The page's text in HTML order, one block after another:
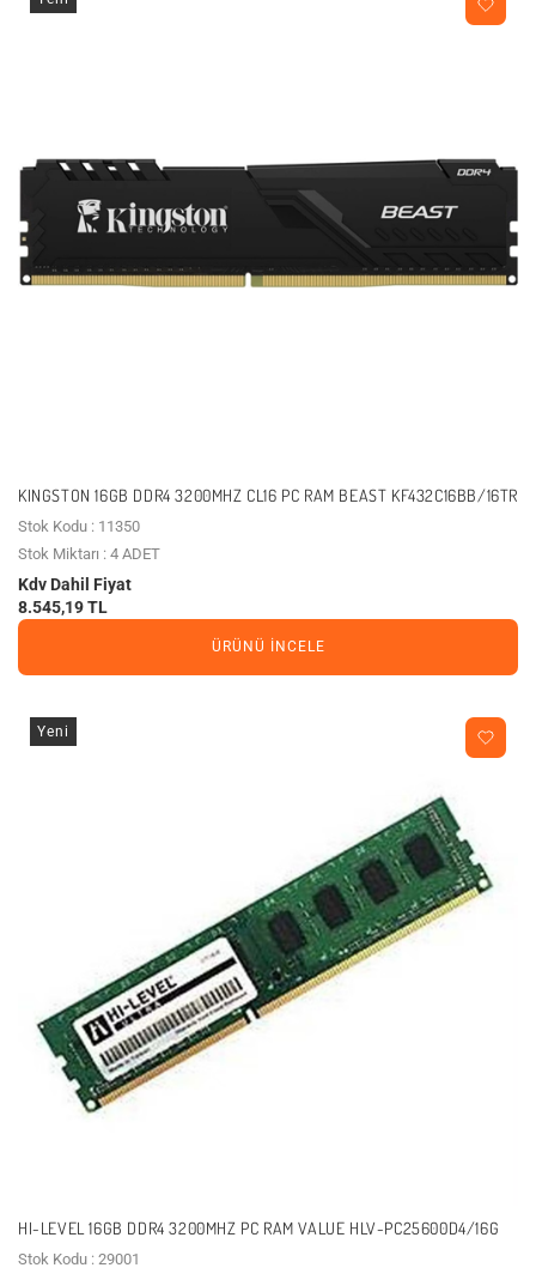
KINGSTON 16GB DDR4 3200MHZ CL16 PC RAM BEAST KF432C16BB/16TR
Stok Kodu : 11350
Stok Miktarı : 4 ADET
Kdv Dahil Fiyat
8.545,19 TL
ÜRÜNÜ İNCELE
Yeni
HI-LEVEL 16GB DDR4 3200MHZ PC RAM VALUE HLV-PC25600D4/16G
Stok Kodu : 29001